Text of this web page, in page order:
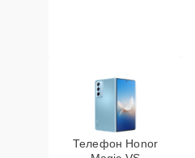
Телефон Honor